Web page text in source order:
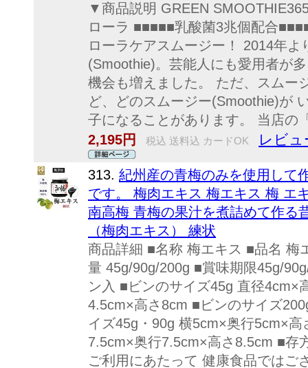
▼商品説明 GREEN
ローラ ■■■■■乳酸菌3兆個配合
ローラケアスムージー！ 2014年
(Smoothie)。芸能人にも愛用者が
機会も増えました。 ただ、スムー
ど、どのスムージー(Smoothie)が
子になることがあります。 当店の
2,195円
税込 送料込 カードOK レビュ
313. 紀州産の青梅のみを使用して
です。 梅肉エキス 梅エキス 梅 エ
南高梅 青梅の果汁を煮詰めて作る
（梅肉エキス） 練状
商品詳細 ■名称 梅エキス ■品名 梅
量 45g/90g/200g ■賞味期限45g/
ン入 ■ビンのサイズ45g 直径4cm×
4.5cm×高さ8cm ■ビンのサイズ
イズ45g・90g 横5cm×奥行5cm×
7.5cm×奥行7.5cm×高さ8.5cm ■存
ご利用にあたって 健康食品ではご